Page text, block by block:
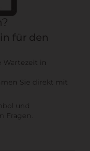
für den
Wartezeit in
Sie direkt mit
und
Fragen.